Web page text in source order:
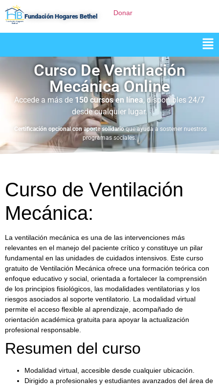
Fundación Hogares Bethel Donar
Curso De Ventilación
Mecánica Online
Accede a más de 150 cursos en línea, disponibles 24/7
desde cualquier lugar.
Certificación opcional con aporte solidarioque ayuda a sostener nuestros
programas sociales.
Curso de Ventilación
Mecánica:
La ventilación mecánica es una de las intervenciones más
relevantes en el manejo del paciente crítico y constituye un pilar
fundamental en las unidades de cuidados intensivos. Este curso
gratuito de Ventilación Mecánica ofrece una formación teórica con
enfoque educativo y social, orientada a fortalecer la comprensión
de los principios fisiológicos, las modalidades ventilatorias y los
riesgos asociados al soporte ventilatorio. La modalidad virtual
permite el acceso flexible al aprendizaje, acompañado de
orientación académica gratuita para apoyar la actualización
profesional responsable.
Resumen del curso
Modalidad virtual, accesible desde cualquier ubicación.
Dirigido a profesionales y estudiantes avanzados del área de